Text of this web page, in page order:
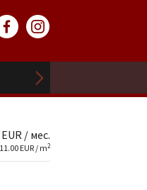
EUR / мес.
11.00 EUR / m2